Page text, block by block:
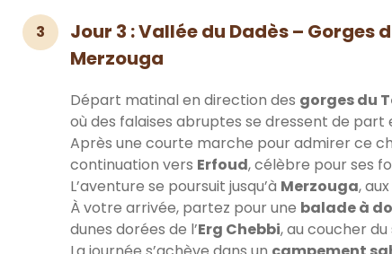
3
Jour 3 : Vallée du Dadès – Gorges
Merzouga
Départ matinal en direction des gorges du
où des falaises abruptes se dressent de part
Après une courte marche pour admirer ce
continuation vers Erfoud, célèbre pour ses
L’aventure se poursuit jusqu’à Merzouga,
À votre arrivée, partez pour une balade à
dunes dorées de l’Erg Chebbi, au coucher du